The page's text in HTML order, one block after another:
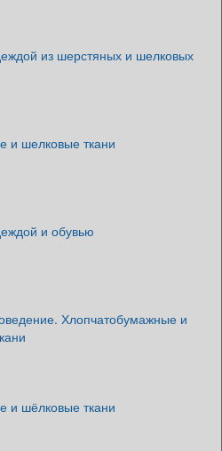
из шерстяных и шелковых
и шелковые ткани
и обувью
Хлопчатобумажные и
и шёлковые ткани